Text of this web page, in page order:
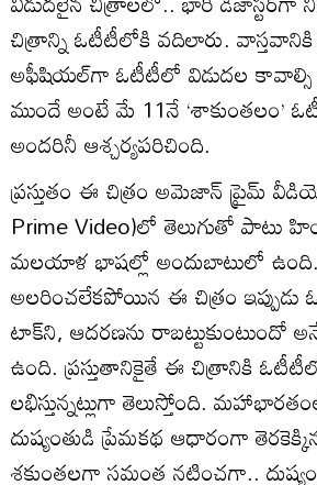
చిత్రాన్ని ఓటీటీలోకి వదిలారు.
అఫీషియల్‌గా ఓటీటీలో విడుదల కావాల్సి
ముందే అంటే మే 11నే ‘శాకుంతలం’
అందరినీ ఆశ్చర్యపరిచింది.
ప్రస్తుతం ఈ చిత్రం అమెజాన్‌ ప్రైమ్‌
Prime Video)లో తెలుగుతో పాటు
మలయాళ భాషల్లో అందుబాటులో ఉంది.
అలరించలేకపోయిన ఈ చిత్రం
టాక్‌ని, ఆదరణను రాబట్టుకుంటుందో
ఉంది. ప్రస్తుతానికైతే ఈ చిత్రానికి
లభిస్తున్నట్లుగా తెలుస్తోంది.
దుష్యంతుడి ప్రేమకథ ఆధారంగా
శకుంతలగా సమంత నటించగా..